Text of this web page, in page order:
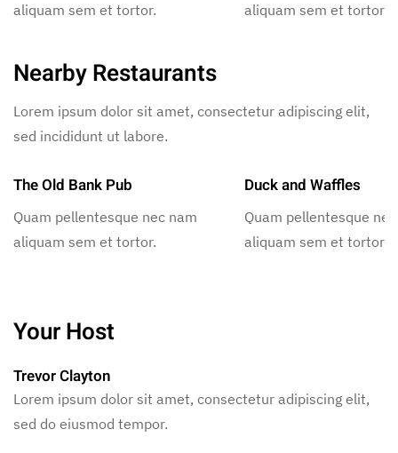
aliquam sem et tortor.
aliquam sem et tortor.
Nearby Restaurants
Lorem ipsum dolor sit amet, consectetur adipiscing elit,
sed incididunt ut labore.
The Old Bank Pub
Quam pellentesque nec nam
aliquam sem et tortor.
Duck and Waffles
Quam pellentesque
aliquam sem et tortor.
Your Host
Trevor Clayton
Lorem ipsum dolor sit amet, consectetur adipiscing elit,
sed do eiusmod tempor.